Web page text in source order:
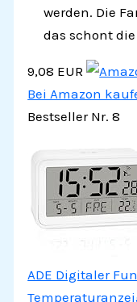
werden. Die
das schont
9,08 EUR
Bei Amazon
Bestseller Nr. 8
ADE Digitaler